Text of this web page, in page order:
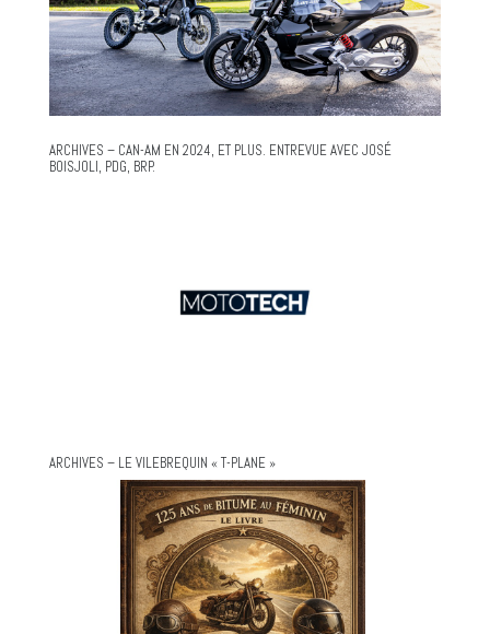
ARCHIVES – CAN-AM EN 2024, ET PLUS. ENTREVUE AVEC JOSÉ
BOISJOLI, PDG, BRP.
ARCHIVES – LE VILEBREQUIN « T-PLANE »